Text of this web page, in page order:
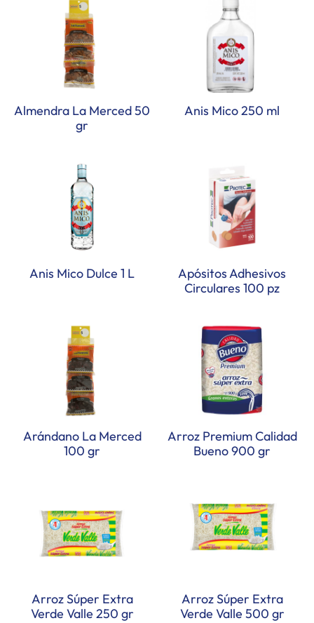
Almendra La Merced 50
gr
Anis Mico 250 ml
Anis Mico Dulce 1 L
Apósitos Adhesivos
Circulares 100 pz
Arándano La Merced
100 gr
Arroz Premium Calidad
Bueno 900 gr
Arroz Súper Extra
Verde Valle 250 gr
Arroz Súper Extra
Verde Valle 500 gr